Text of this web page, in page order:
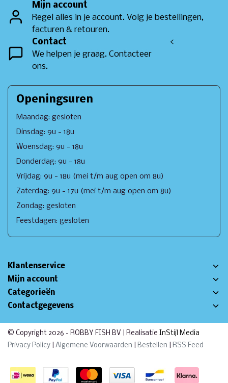
Mijn account
Regel alles in je account. Volg je bestellingen,
facturen & retouren.
Contact
We helpen je graag. Contacteer
ons.
<
Openingsuren
Maandag: gesloten
Dinsdag: 9u - 18u
Woensdag: 9u - 18u
Donderdag: 9u - 18u
Vrijdag: 9u - 18u (mei t/m aug open om 8u)
Zaterdag: 9u - 17u (mei t/m aug open om 8u)
Zondag: gesloten
Feestdagen: gesloten
Klantenservice
Mijn account
Categorieën
Contactgegevens
© Copyright 2026 - ROBBY FISH BV | Realisatie InStijl Media
Privacy Policy
Algemene Voorwaarden Bestellen RSS Feed